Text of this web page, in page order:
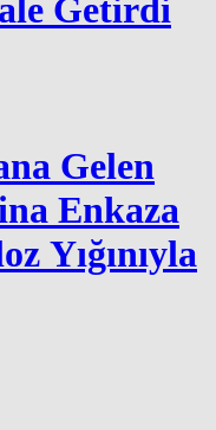
Getirdi
Gelen
Enkaza
Yığınıyla